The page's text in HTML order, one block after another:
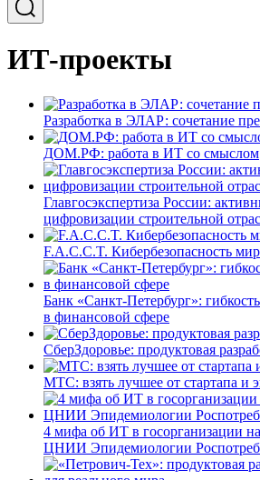
ИТ-проекты
Разработка в ЭЛАР: сочетание
ДОМ.РФ: работа в ИТ со смыслом
Главгосэкспертиза России:
цифровизации строительной
F.A.C.C.T. Кибербезопасность
Банк «Санкт-Петербург»:
в финансовой сфере
СберЗдоровье: продуктовая
МТС: взять лучшее от стартапа и
4 мифа об ИТ в госорганизации
ЦНИИ Эпидемиологии